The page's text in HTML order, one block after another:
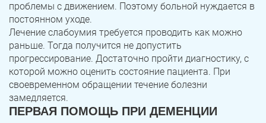
проблемы с движением. Поэтому больной нуждается в
постоянном уходе.
Лечение слабоумия требуется проводить как можно
раньше. Тогда получится не допустить
прогрессирование. Достаточно пройти диагностику, с
которой можно оценить состояние пациента. При
своевременном обращении течение болезни
замедляется.
ПЕРВАЯ ПОМОЩЬ ПРИ ДЕМЕНЦИИ